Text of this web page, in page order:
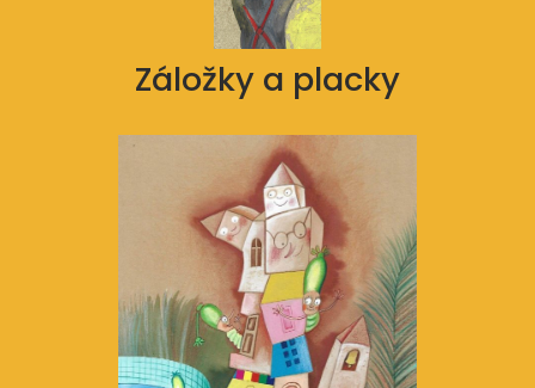
Záložky a placky